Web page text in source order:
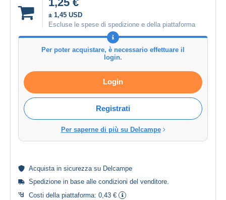
± 1,45 USD
Escluse le spese di spedizione e della piattaforma
Per poter acquistare, è necessario effettuare il
login.
Login
Registrati
Per saperne di più su Delcampe
Acquista in sicurezzasu Delcampe
Spedizione in base alle condizioni del venditore.
Costi della piattaforma: 0,43 €